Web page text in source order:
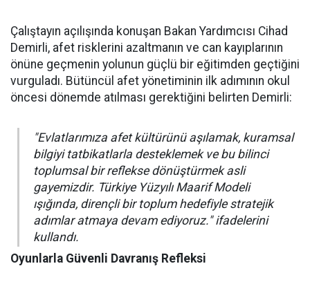
Çalıştayın açılışında konuşan Bakan Yardımcısı Cihad
Demirli, afet risklerini azaltmanın ve can kayıplarının
önüne geçmenin yolunun güçlü bir eğitimden geçtiğini
vurguladı. Bütüncül afet yönetiminin ilk adımının okul
öncesi dönemde atılması gerektiğini belirten Demirli:
"Evlatlarımıza afet kültürünü aşılamak, kuramsal
bilgiyi tatbikatlarla desteklemek ve bu bilinci
toplumsal bir reflekse dönüştürmek asli
gayemizdir. Türkiye Yüzyılı Maarif Modeli
ışığında, dirençli bir toplum hedefiyle stratejik
adımlar atmaya devam ediyoruz." ifadelerini
kullandı.
Oyunlarla Güvenli Davranış Refleksi